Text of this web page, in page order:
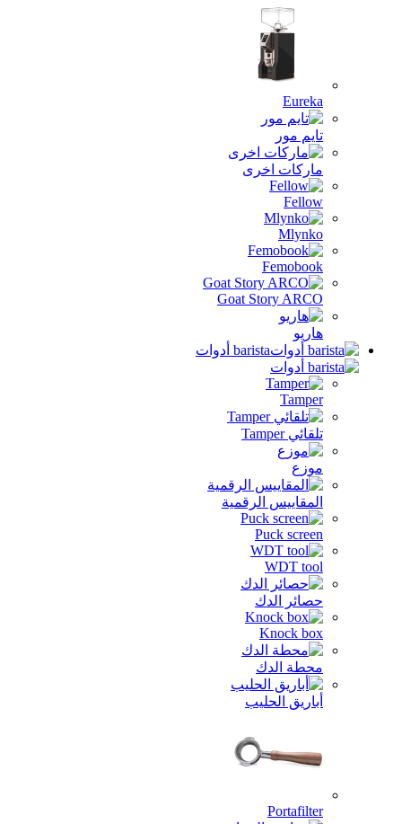
Eureka
تايم مور
ماركات اخرى
Fellow
Mlynko
Femobook
Goat Story ARCO
هاريو
barista أدوات
Tamper
تلقائي Tamper
موزع
المقاييس الرقمية
Puck screen
WDT tool
حصائر الدك
Knock box
محطة الدك
أباريق الحليب
Portafilter